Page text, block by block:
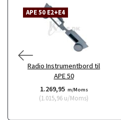
APE 50 E2+E4
Radio Instrumentbord til
APE 50
1.269,95 m/Moms
(1.015,96 u/Moms)